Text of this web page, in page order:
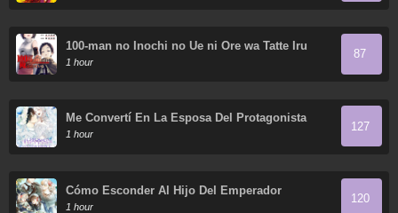
100-man no Inochi no Ue ni Ore wa Tatte Iru
1 hour
87
Me Convertí En La Esposa Del Protagonista
Masculino
1 hour
127
Cómo Esconder Al Hijo Del Emperador
1 hour
120